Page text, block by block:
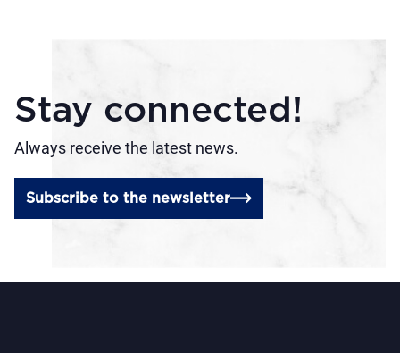
Stay connected!
Always receive the latest news.
Subscribe to the newsletter